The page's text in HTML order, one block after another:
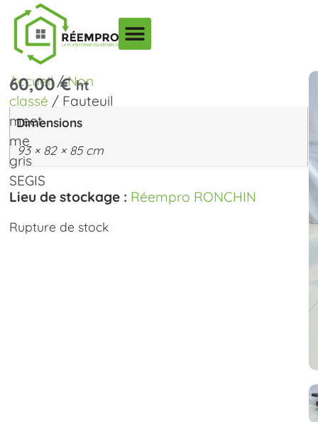
Accueil/Non
classé / Fauteuil
meet
me
gris
SEGIS
60,00€ ht
Dimensions
93 × 82 × 85 cm
Lieu de stockage : Réempro RONCHIN
Rupture de stock